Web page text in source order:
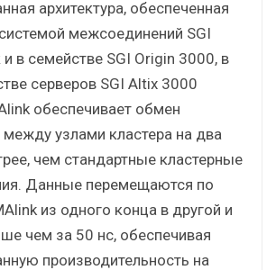
архитектура, обеспеченная
межсоединений SGI
и в семействе SGI Origin 3000, в
серверов SGI Altix 3000
обеспечивает обмен
узлами кластера на два
чем стандартные кластерные
Данные перемещаются по
из одного конца в другой и
чем за 50 нс, обеспечивая
производительность на